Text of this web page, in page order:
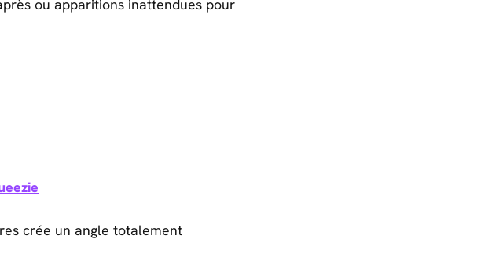
ou apparitions inattendues pour
crée un angle totalement